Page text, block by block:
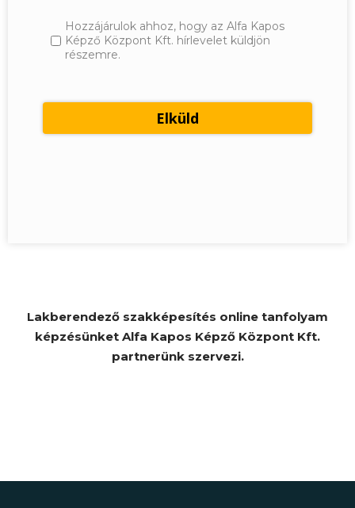
Hozzájárulok ahhoz, hogy az Alfa Kapos
Képző Központ Kft. hírlevelet küldjön
részemre.
Lakberendező szakképesítés online tanfolyam
képzésünket Alfa Kapos Képző Központ Kft.
partnerünk szervezi.